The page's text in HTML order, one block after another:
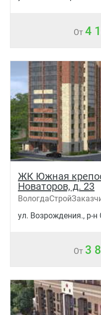
От 4
ЖК Южная
Новаторов, д. 23
ул. Возрождения., р-
От 3